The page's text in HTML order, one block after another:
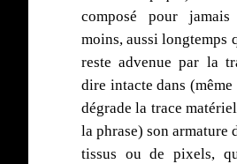
composé pour
moins, aussi longtemps
reste advenue par la
dire intacte dans
dégrade la trace
la phrase) son armature
tissus ou de pixels,